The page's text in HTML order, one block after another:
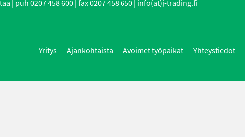
| puh 0207 458 600 | fax 0207 458 650 | info(at)j-trading.fi
Yritys Ajankohtaista Avoimet työpaikat Yhteystiedot